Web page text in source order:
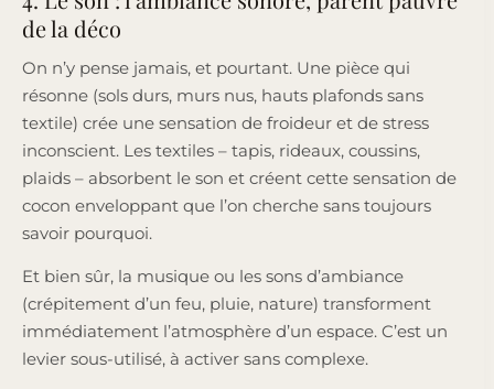
de la déco
On n’y pense jamais, et pourtant. Une pièce qui
résonne (sols durs, murs nus, hauts plafonds sans
textile) crée une sensation de froideur et de stress
inconscient. Les textiles – tapis, rideaux, coussins,
plaids – absorbent le son et créent cette sensation de
cocon enveloppant que l’on cherche sans toujours
savoir pourquoi.
Et bien sûr, la musique ou les sons d’ambiance
(crépitement d’un feu, pluie, nature) transforment
immédiatement l’atmosphère d’un espace. C’est un
levier sous-utilisé, à activer sans complexe.